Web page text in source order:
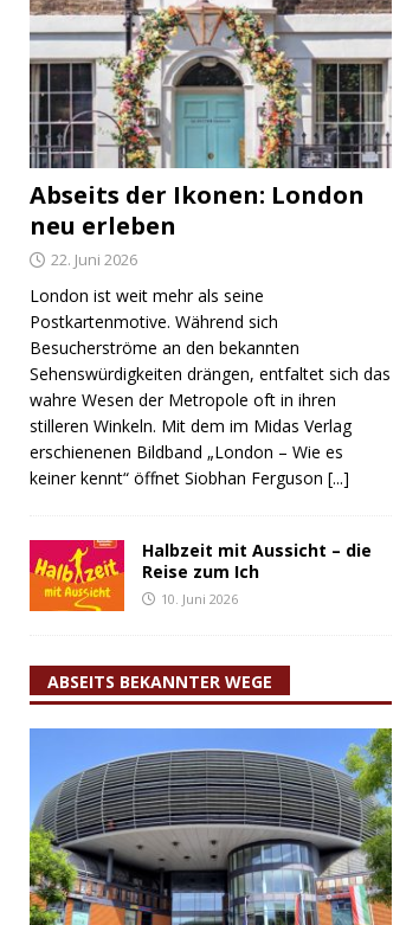
Abseits der Ikonen: London
neu erleben
22. Juni 2026
London ist weit mehr als seine
Postkartenmotive. Während sich
Besucherströme an den bekannten
Sehenswürdigkeiten drängen, entfaltet sich das
wahre Wesen der Metropole oft in ihren
stilleren Winkeln. Mit dem im Midas Verlag
erschienenen Bildband „London – Wie es
keiner kennt“ öffnet Siobhan Ferguson [...]
Halbzeit mit Aussicht – die
Reise zum Ich
10. Juni 2026
ABSEITS BEKANNTER WEGE